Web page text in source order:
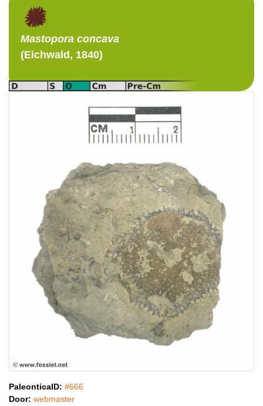
Mastopora concava
(Eichwald, 1840)
PaleonticaID: #666
Door: webmaster